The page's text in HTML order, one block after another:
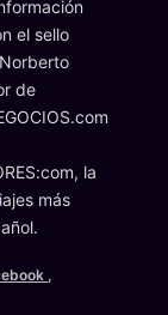
el sello
de
la
más
,